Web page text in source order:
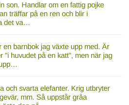
son. Handlar om en fattig pojke
träffar på en ren och blir i
det va…
en barnbok jag växte upp med. Är
"i huvudet på en katt", men när jag
och svarta elefanter. Krig utbryter
mm. Så uppstår gråa